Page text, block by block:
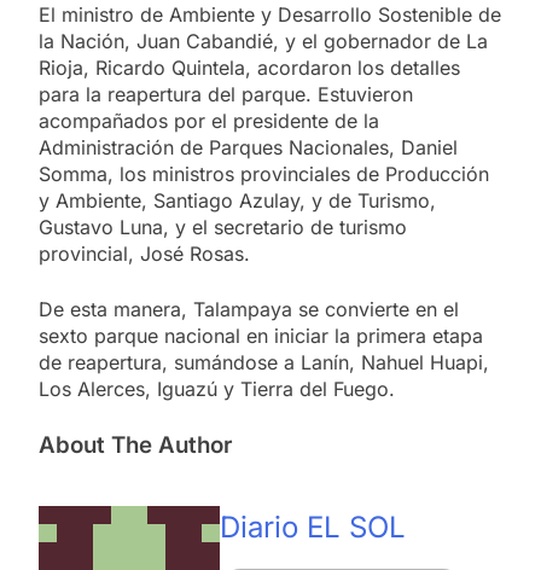
El ministro de Ambiente y Desarrollo Sostenible de
la Nación, Juan Cabandié, y el gobernador de La
Rioja, Ricardo Quintela, acordaron los detalles
para la reapertura del parque. Estuvieron
acompañados por el presidente de la
Administración de Parques Nacionales, Daniel
Somma, los ministros provinciales de Producción
y Ambiente, Santiago Azulay, y de Turismo,
Gustavo Luna, y el secretario de turismo
provincial, José Rosas.
De esta manera, Talampaya se convierte en el
sexto parque nacional en iniciar la primera etapa
de reapertura, sumándose a Lanín, Nahuel Huapi,
Los Alerces, Iguazú y Tierra del Fuego.
About The Author
Diario EL SOL